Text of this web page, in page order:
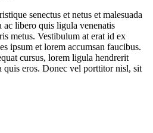
senectus et netus et malesuada
ac libero quis ligula venenatis
metus. Vestibulum at erat id ex
ipsum et lorem accumsan faucibus.
cursus, lorem ligula hendrerit
quis eros. Donec vel porttitor nisl, sit